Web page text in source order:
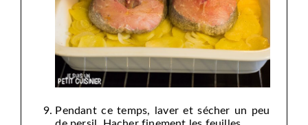
Pendant ce temps, laver et sécher un peu